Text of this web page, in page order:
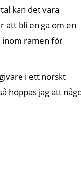
kan det vara
att bli eniga om en
inom ramen för
i ett norskt
hoppas jag att